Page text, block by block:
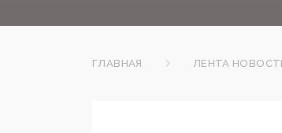
ГЛАВНАЯ ЛЕНТА